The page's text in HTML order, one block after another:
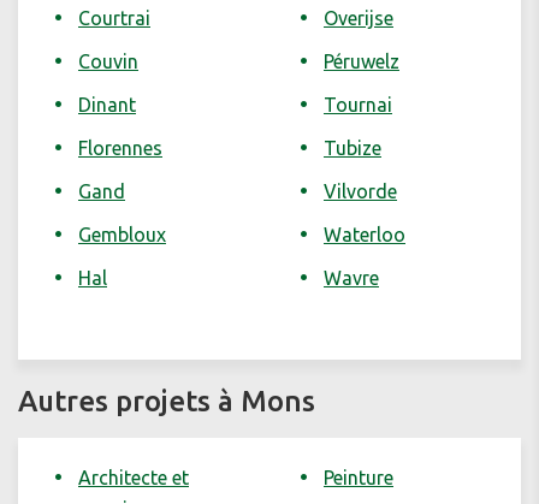
Courtrai
Couvin
Dinant
Florennes
Gand
Gembloux
Hal
Overijse
Péruwelz
Tournai
Tubize
Vilvorde
Waterloo
Wavre
Autres projets à Mons
Architecte et
Peinture